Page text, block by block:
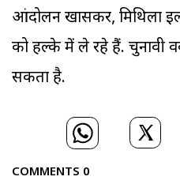
आंदोलन खासकर, मिथिला
को हल्के में ले रहे हैं. चुनावी
सकता है.
COMMENTS 0